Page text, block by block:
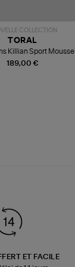
COLLECTION
189,00 €
TORAL
Killian Sport Mousse
ET FACILE